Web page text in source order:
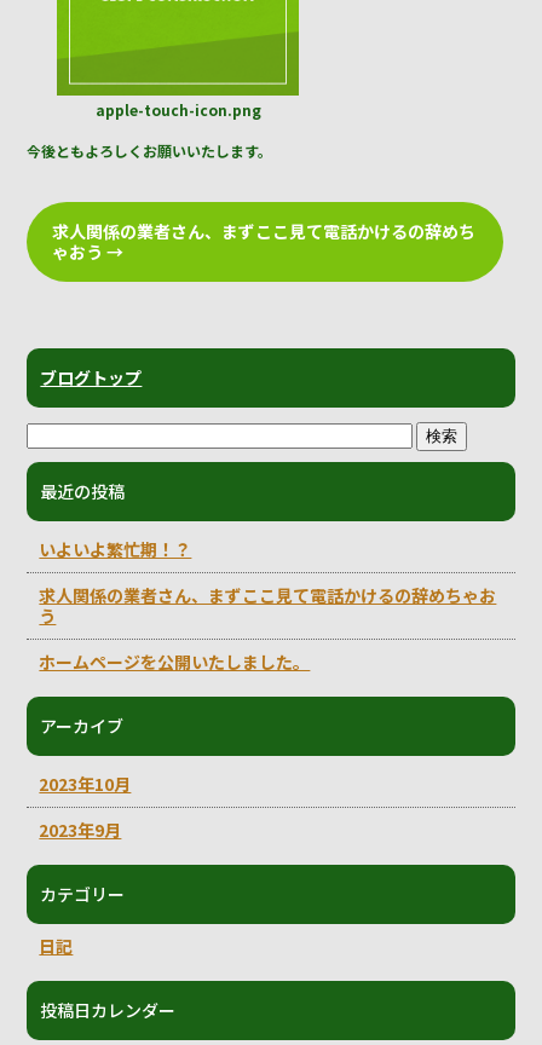
k
apple-touch-icon.png
今後ともよろしくお願いいたします。
求人関係の業者さん、まずここ見て電話かけるの辞めち
ゃおう→
ブログトップ
最近の投稿
いよいよ繁忙期！？
求人関係の業者さん、まずここ見て電話かけるの辞めちゃお
う
ホームページを公開いたしました。
アーカイブ
2023年10月
2023年9月
カテゴリー
日記
投稿日カレンダー